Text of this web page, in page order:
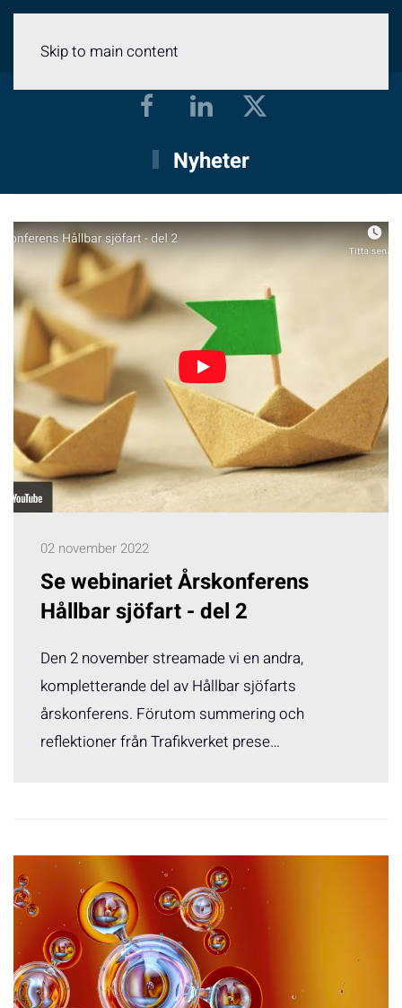
Skip to main content
Nyheter
02 november 2022
Se webinariet Årskonferens
Hållbar sjöfart - del 2
Den 2 november streamade vi en andra,
kompletterande del av Hållbar sjöfarts
årskonferens. Förutom summering och
reflektioner från Trafikverket prese…